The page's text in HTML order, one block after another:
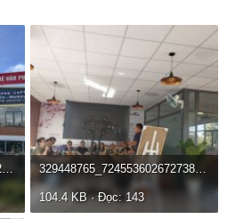
329249739_1902589753427723_6310321606150655024_n.jpg 329448765_724553602672738_871896422088306797_n.jpg
104.4 KB · Đọc: 143